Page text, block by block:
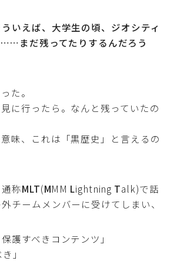
いえば、大学生の頃、ジオシティ
まだ残ってたりするんだろう
た。
に行ったら。なんと残っていたの
味、これは「黒歴史」と言えるの
称MLT(MMM Lightning Talk)で話
チームメンバーに受けてしまい、
護すべきコンテンツ」
」